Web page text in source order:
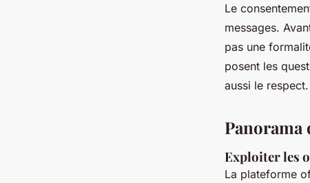
Le
messages.
pas une
posent les
aussi le respect.
Exploiter les
La plateforme